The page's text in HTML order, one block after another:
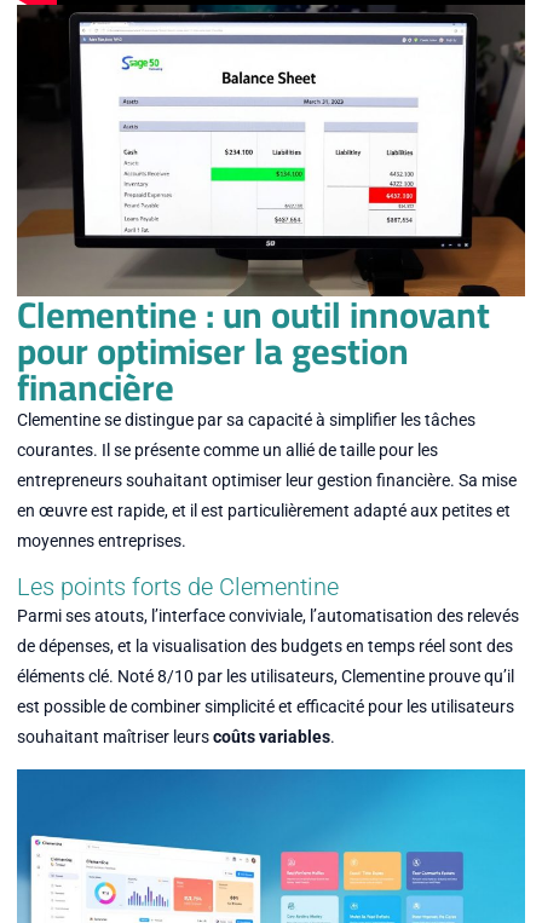
Clementine : un outil innovant
pour optimiser la gestion
financière
Clementine se distingue par sa capacité à simplifier les tâches
courantes. Il se présente comme un allié de taille pour les
entrepreneurs souhaitant optimiser leur gestion financière. Sa mise
en œuvre est rapide, et il est particulièrement adapté aux petites et
moyennes entreprises.
Les points forts de Clementine
Parmi ses atouts, l’interface conviviale, l’automatisation des relevés
de dépenses, et la visualisation des budgets en temps réel sont des
éléments clé. Noté 8/10 par les utilisateurs, Clementine prouve qu’il
est possible de combiner simplicité et efficacité pour les utilisateurs
souhaitant maîtriser leurscoûts variables.